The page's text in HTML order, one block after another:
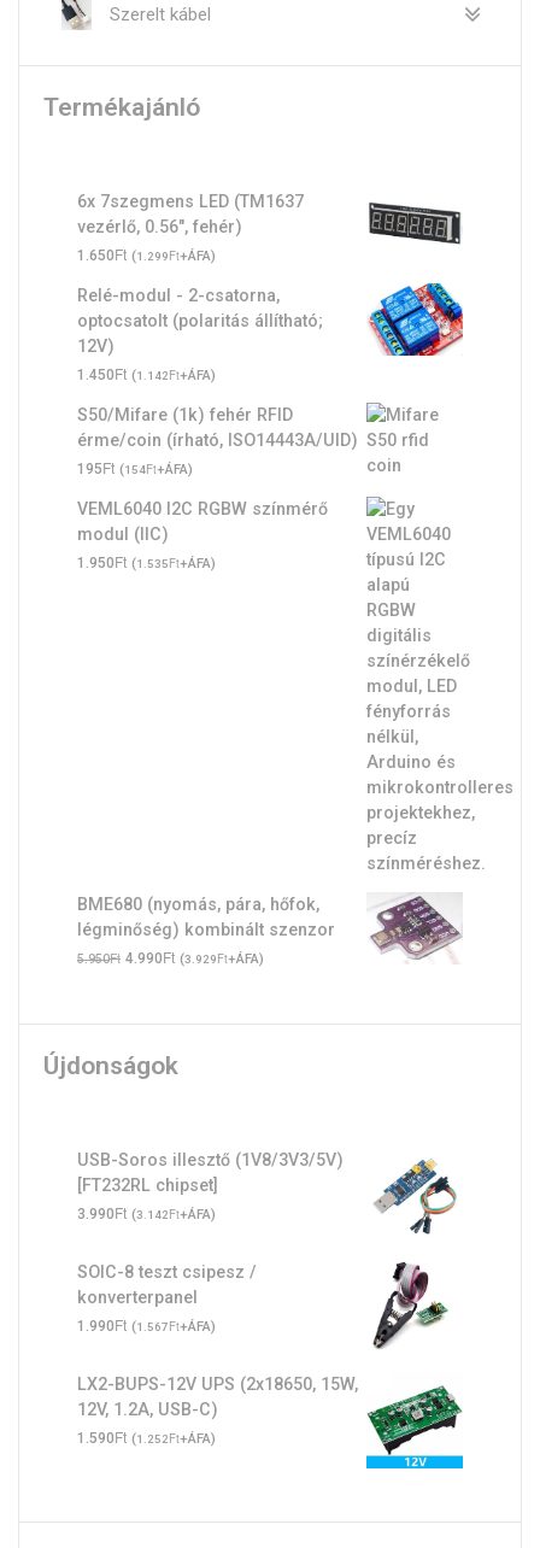
Szerelt kábel
Termékajánló
6x 7szegmens LED (TM1637
vezérlő, 0.56", fehér)
1.650Ft (1.299Ft+ÁFA)
Relé-modul - 2-csatorna,
optocsatolt (polaritás állítható;
12V)
1.450Ft (1.142Ft+ÁFA)
S50/Mifare (1k) fehér RFID
érme/coin (írható, ISO14443A/UID)
195Ft (154Ft+ÁFA)
VEML6040 I2C RGBW színmérő
modul (IIC)
1.950Ft (1.535Ft+ÁFA)
BME680 (nyomás, pára, hőfok,
légminőség) kombinált szenzor
5.950Ft Original
4.990FtCurrent
(3.929Ft+ÁFA)
Újdonságok
USB-Soros illesztő (1V8/3V3/5V)
[FT232RL chipset]
3.990Ft (3.142Ft+ÁFA)
SOIC-8 teszt csipesz /
konverterpanel
1.990Ft (1.567Ft+ÁFA)
LX2-BUPS-12V UPS (2x18650, 15W,
12V, 1.2A, USB-C)
1.590Ft (1.252Ft+ÁFA)